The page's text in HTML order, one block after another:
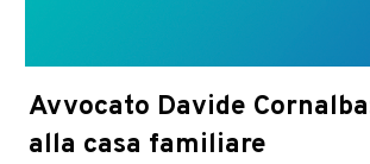
Avvocato Davide
alla casa familiare